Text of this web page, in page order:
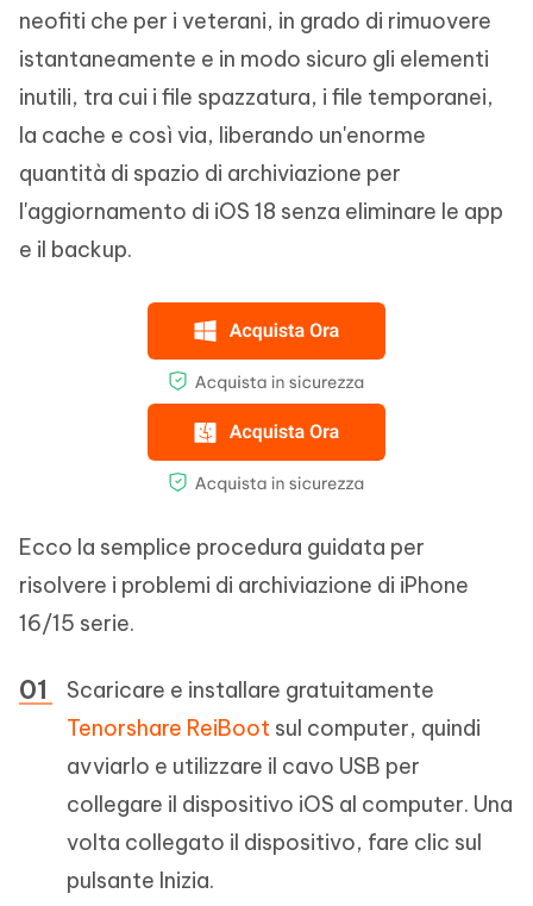
neofiti che per i veterani, in grado di rimuovere
istantaneamente e in modo sicuro gli elementi
inutili, tra cui i file spazzatura, i file temporanei,
la cache e così via, liberando un'enorme
quantità di spazio di archiviazione per
l'aggiornamento di iOS 18 senza eliminare le app
e il backup.
Ecco la semplice procedura guidata per
risolvere i problemi di archiviazione di iPhone
16/15 serie.
Scaricare e installare gratuitamente
Tenorshare ReiBoot sul computer, quindi
avviarlo e utilizzare il cavo USB per
collegare il dispositivo iOS al computer. Una
volta collegato il dispositivo, fare clic sul
pulsante Inizia.